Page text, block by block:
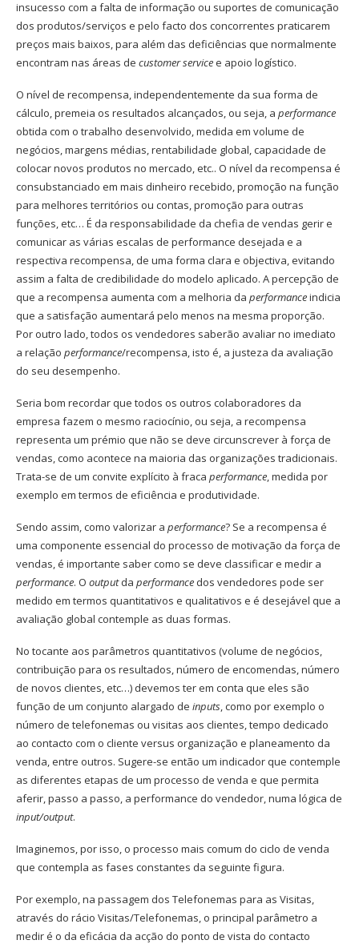
insucesso com a falta de informação ou suportes de comunicação
dos produtos/serviços e pelo facto dos concorrentes praticarem
preços mais baixos, para além das deficiências que normalmente
encontram nas áreas de customer servicee apoio logístico.
O nível de recompensa, independentemente da sua forma de
cálculo, premeia os resultados alcançados, ou seja, a performance
obtida com o trabalho desenvolvido, medida em volume de
negócios, margens médias, rentabilidade global, capacidade de
colocar novos produtos no mercado, etc.. O nível da recompensa é
consubstanciado em mais dinheiro recebido, promoção na função
para melhores territórios ou contas, promoção para outras
funções, etc… É da responsabilidade da chefia de vendas gerir e
comunicar as várias escalas de performance desejada e a
respectiva recompensa, de uma forma clara e objectiva, evitando
assim a falta de credibilidade do modelo aplicado. A percepção de
que a recompensa aumenta com a melhoria da performanceindicia
que a satisfação aumentará pelo menos na mesma proporção.
Por outro lado, todos os vendedores saberão avaliar no imediato
a relação performance/recompensa, isto é, a justeza da avaliação
do seu desempenho.
Seria bom recordar que todos os outros colaboradores da
empresa fazem o mesmo raciocínio, ou seja, a recompensa
representa um prémio que não se deve circunscrever à força de
vendas, como acontece na maioria das organizações tradicionais.
Trata-se de um convite explícito à fraca performance, medida por
exemplo em termos de eficiência e produtividade.
Sendo assim, como valorizar a performance? Se a recompensa é
uma componente essencial do processo de motivação da força de
vendas, é importante saber como se deve classificar e medir a
performance. O outputda performance dos vendedores pode ser
medido em termos quantitativos e qualitativos e é desejável que a
avaliação global contemple as duas formas.
No tocante aos parâmetros quantitativos (volume de negócios,
contribuição para os resultados, número de encomendas, número
de novos clientes, etc…) devemos ter em conta que eles são
função de um conjunto alargado de inputs, como por exemplo o
número de telefonemas ou visitas aos clientes, tempo dedicado
ao contacto com o cliente versus organização e planeamento da
venda, entre outros. Sugere-se então um indicador que contemple
as diferentes etapas de um processo de venda e que permita
aferir, passo a passo, a performance do vendedor, numa lógica de
input/output.
Imaginemos, por isso, o processo mais comum do ciclo de venda
que contempla as fases constantes da seguinte figura.
Por exemplo, na passagem dos Telefonemas para as Visitas,
através do rácio Visitas/Telefonemas, o principal parâmetro a
medir é o da eficácia da acção do ponto de vista do contacto